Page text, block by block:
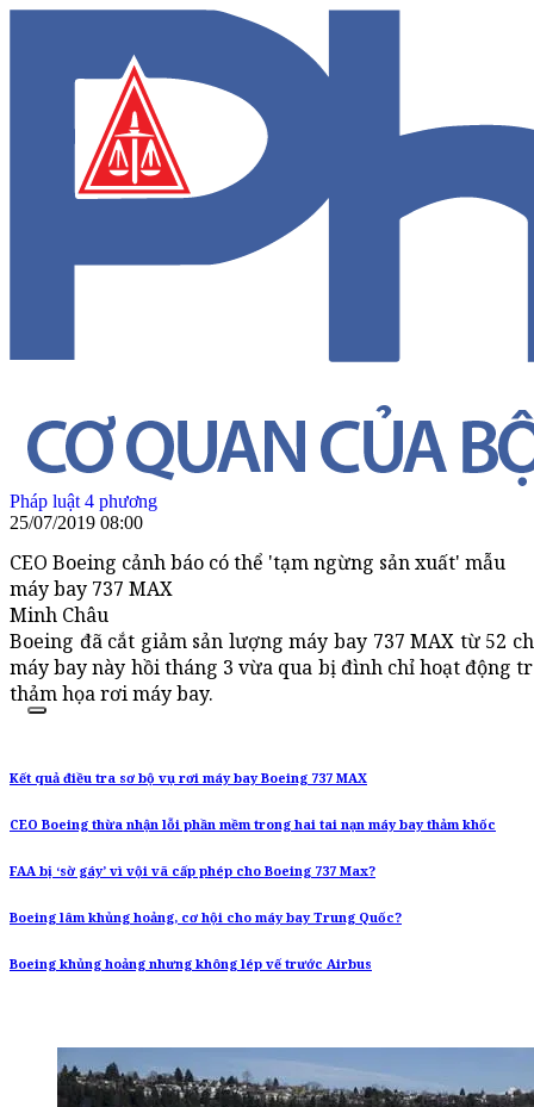
Pháp luật 4 phương
25/07/2019 08:00
CEO Boeing cảnh báo có thể 'tạm ngừng sản xuất' mẫu
máy bay 737 MAX
Minh Châu
Boeing đã cắt giảm sản lượng máy bay 737 MAX từ 52
máy bay này hồi tháng 3 vừa qua bị đình chỉ hoạt động
thảm họa rơi máy bay.
Kết quả điều tra sơ bộ vụ rơi máy bay Boeing 737 MAX
CEO Boeing thừa nhận lỗi phần mềm trong hai tai nạn máy bay thảm khốc
FAA bị ‘sờ gáy’ vì vội vã cấp phép cho Boeing 737 Max?
Boeing lâm khủng hoảng, cơ hội cho máy bay Trung Quốc?
Boeing khủng hoảng nhưng không lép vế trước Airbus